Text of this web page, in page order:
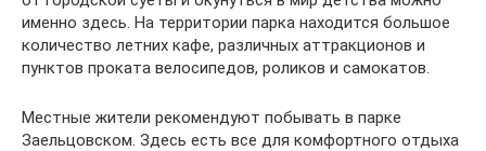
именно здесь. На территории парка находится большое
количество летних кафе, различных аттракционов и
пунктов проката велосипедов, роликов и самокатов.
Местные жители рекомендуют побывать в парке
Заельцовском. Здесь есть все для комфортного отдыха